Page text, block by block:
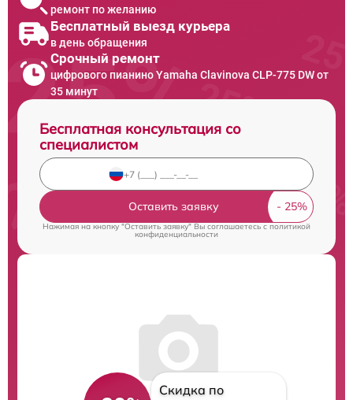
ремонт по желанию
Бесплатный выезд курьера
в день обращения
Срочный ремонт
цифрового пианино Yamaha Clavinova CLP-775 DW от
35 минут
Бесплатная консультация со
специалистом
Оставить заявку
Нажимая на кнопку "Оставить заявку" Вы соглашаетесь cполитикой
конфиденциальности
Скидка по